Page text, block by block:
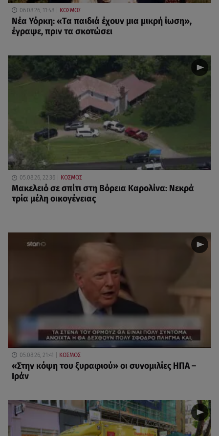
06.08.26, 11:48 ΚΟΣΜΟΣ
Νέα Υόρκη: «Τα παιδιά έχουν μια μικρή ίωση»,
έγραψε, πριν τα σκοτώσει
05.08.26, 22:36 ΚΟΣΜΟΣ
Μακελειό σε σπίτι στη Βόρεια Καρολίνα: Νεκρά
τρία μέλη οικογένειας
05.08.26, 21:41 ΚΟΣΜΟΣ
«Στην κόψη του ξυραφιού» οι συνομιλίες ΗΠΑ –
Ιράν